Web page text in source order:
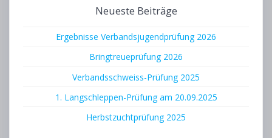
Neueste Beiträge
Ergebnisse Verbandsjugendprüfung 2026
Bringtreueprüfung 2026
Verbandsschweiss-Prüfung 2025
1. Langschleppen-Prüfung am 20.09.2025
Herbstzuchtprüfung 2025